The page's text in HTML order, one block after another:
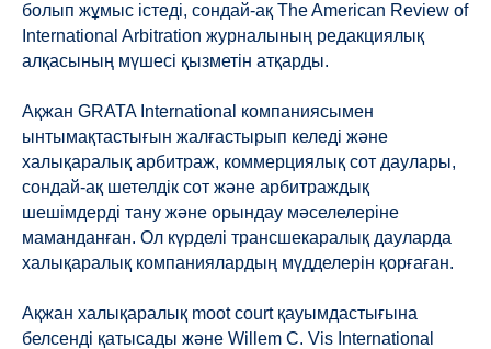
болып жұмыс істеді, сондай-ақ The American Review of
International Arbitration журналының редакциялық
алқасының мүшесі қызметін атқарды.
Ақжан GRATA International компаниясымен
ынтымақтастығын жалғастырып келеді және
халықаралық арбитраж, коммерциялық сот даулары,
сондай-ақ шетелдік сот және арбитраждық
шешімдерді тану және орындау мәселелеріне
маманданған. Ол күрделі трансшекаралық дауларда
халықаралық компаниялардың мүдделерін қорғаған.
Ақжан халықаралық moot court қауымдастығына
белсенді қатысады және Willem C. Vis International